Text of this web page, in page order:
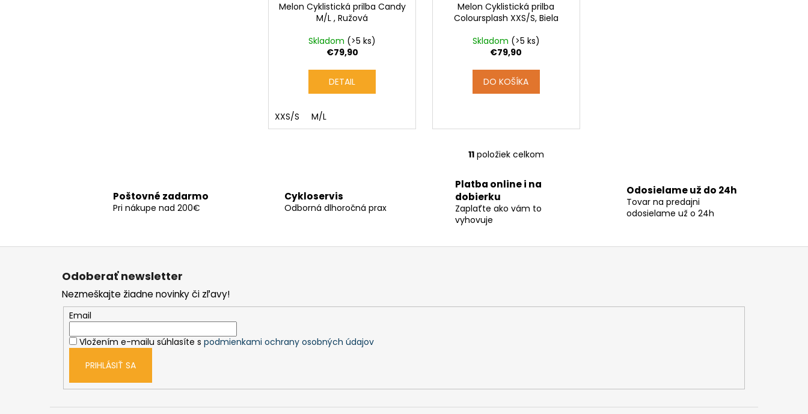
Melon Cyklistická prilba Candy
M/L , Ružová
Skladom (>5 ks)
€79,90
DETAIL
XXS/S M/L
Melon Cyklistická prilba
Coloursplash XXS/S, Biela
Skladom (>5 ks)
€79,90
DO KOŠÍKA
O
l
d
i
v
i
11 položiek celkom
Poštovné zadarmo
Pri nákupe nad 200€
Cykloservis
Odborná dlhoročná prax
Platba online i na
dobierku
Zaplaťte ako vám to
vyhovuje
Odosielame už do 24h
Tovar na predajni
odosielame už o 24h
Z
Odoberať newsletter
Nezmeškajte žiadne novinky či zľavy!
Email
Vložením e-mailu súhlasíte s podmienkami ochrany osobných údajov
PRIHLÁSIŤ SA